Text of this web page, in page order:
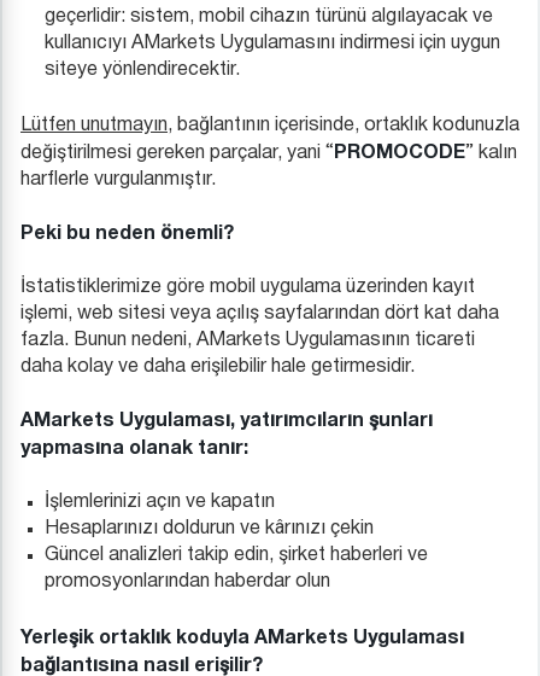
geçerlidir: sistem, mobil cihazın türünü algılayacak ve
kullanıcıyı AMarkets Uygulamasını indirmesi için uygun
siteye yönlendirecektir.
Lütfen unutmayın, bağlantının içerisinde, ortaklık kodunuzla
değiştirilmesi gereken parçalar, yani “ PROMOCODE” kalın
harflerle vurgulanmıştır.
Peki bu neden önemli?
İstatistiklerimize göre mobil uygulama üzerinden kayıt
işlemi, web sitesi veya açılış sayfalarından dört kat daha
fazla. Bunun nedeni, AMarkets Uygulamasının ticareti
daha kolay ve daha erişilebilir hale getirmesidir.
AMarkets Uygulaması, yatırımcıların şunları
yapmasına olanak tanır:
İşlemlerinizi açın ve kapatın
Hesaplarınızı doldurun ve kârınızı çekin
Güncel analizleri takip edin, şirket haberleri ve
promosyonlarından haberdar olun
Yerleşik ortaklık koduyla AMarkets Uygulaması
bağlantısına nasıl erişilir?